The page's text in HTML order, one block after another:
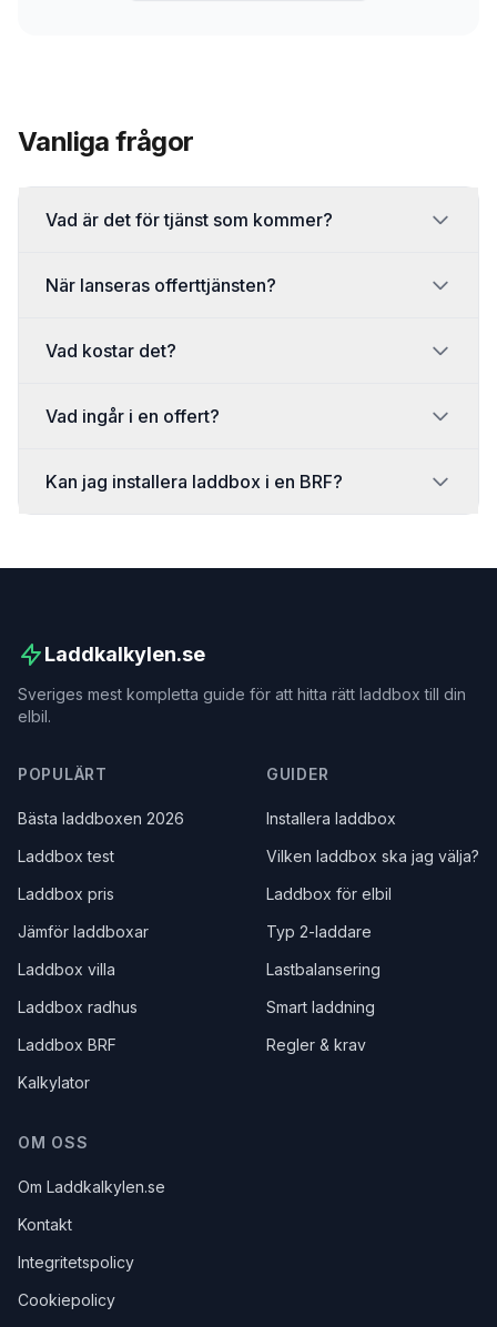
Vanliga frågor
Vad är det för tjänst som kommer?
När lanseras offerttjänsten?
Vad kostar det?
Vad ingår i en offert?
Kan jag installera laddbox i en BRF?
Laddkalkylen.se
Sveriges mest kompletta guide för att hitta rätt laddbox till din
elbil.
POPULÄRT
Bästa laddboxen 2026
Laddbox test
Laddbox pris
Jämför laddboxar
Laddbox villa
Laddbox radhus
Laddbox BRF
Kalkylator
GUIDER
Installera laddbox
Vilken laddbox ska jag välja?
Laddbox för elbil
Typ 2-laddare
Lastbalansering
Smart laddning
Regler & krav
OM OSS
Om Laddkalkylen.se
Kontakt
Integritetspolicy
Cookiepolicy